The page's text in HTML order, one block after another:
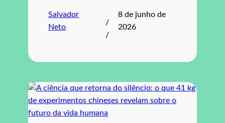
Salvador
Neto
/
/
8 de junho de
2026